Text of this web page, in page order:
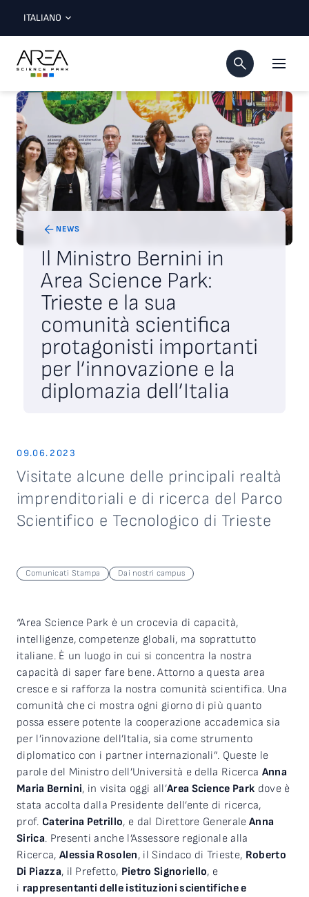
ITALIANO
NEWS
Il Ministro Bernini in
Area Science Park:
Trieste e la sua
comunità scientifica
protagonisti importanti
per l’innovazione e la
diplomazia dell’Italia
09.06.2023
Visitate alcune delle principali realtà
imprenditoriali e di ricerca del Parco
Scientifico e Tecnologico di Trieste
Comunicati Stampa Dai nostri campus
“Area Science Park è un crocevia di capacità,
intelligenze, competenze globali, ma soprattutto
italiane. È un luogo in cui si concentra la nostra
capacità di saper fare bene. Attorno a questa area
cresce e si rafforza la nostra comunità scientifica. Una
comunità che ci mostra ogni giorno di più quanto
possa essere potente la cooperazione accademica sia
per l’innovazione dell’Italia, sia come strumento
diplomatico con i partner internazionali”. Queste le
parole del Ministro dell’Università e della Ricerca Anna
Maria Bernini, in visita oggi all’Area Science Park dove è
stata accolta dalla Presidente dell’ente di ricerca,
prof. Caterina Petrillo, e dal Direttore Generale Anna
Sirica. Presenti anche l’Assessore regionale alla
Ricerca, Alessia Rosolen, il Sindaco di Trieste, Roberto
Di Piazza, il Prefetto, Pietro Signoriello, e
i rappresentanti delle istituzioni scientifiche e